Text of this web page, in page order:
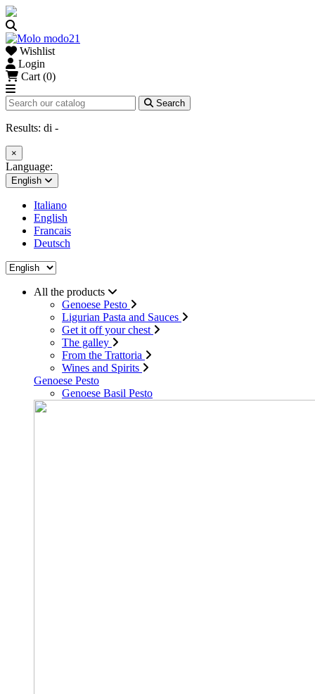
Wishlist
Login
Cart (0)
Search
Results: di -
×
Language:
English
Italiano
English
Francais
Deutsch
All the products
Genoese Pesto
Ligurian Pasta and Sauces
Get it off your chest
The galley
From the Trattoria
Wines and Spirits
Genoese Pesto
Genoese Basil Pesto